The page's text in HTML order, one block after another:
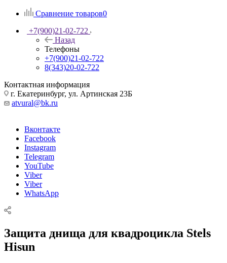
Сравнение товаров0
+7(900)21-02-722
Назад
Телефоны
+7(900)21-02-722
8(343)20-02-722
Контактная информация
г. Екатеринбург, ул. Артинская 23Б
atvural@bk.ru
Вконтакте
Facebook
Instagram
Telegram
YouTube
Viber
Viber
WhatsApp
Защита днища для квадроцикла Stels
Hisun